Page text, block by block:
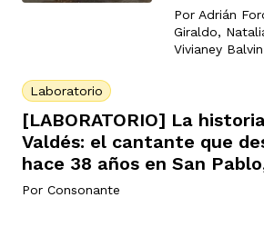
Por Adrián
Giraldo,
Vivianey Balvin
Laboratorio
[LABORATORIO] La
Valdés: el cantante que
hace 38 años en San
Por Consonante